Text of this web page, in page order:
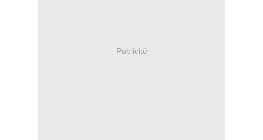
Publicité